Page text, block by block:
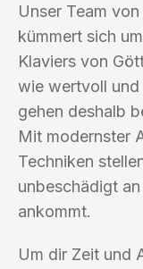
Unser Team
kümmert sich
Klaviers von
wie wertvoll und
gehen deshalb
Mit modernster
Techniken
unbeschädigt
ankommt.
Um dir Zeit und